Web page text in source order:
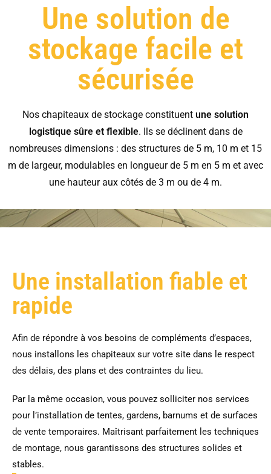
Une solution de
stockage facile et
sécurisée
Nos chapiteaux de stockage constituent une solution
logistique sûre et flexible. Ils se déclinent dans de
nombreuses dimensions : des structures de 5 m, 10 m et 15
m de largeur, modulables en longueur de 5 m en 5 m et avec
une hauteur aux côtés de 3 m ou de 4 m.
Une installation fiable et
rapide
Afin de répondre à vos besoins de compléments d’espaces,
nous installons les chapiteaux sur votre site dans le respect
des délais, des plans et des contraintes du lieu.
Par la même occasion, vous pouvez solliciter nos services
pour l’installation de tentes, gardens, barnums et de surfaces
de vente temporaires. Maîtrisant parfaitement les techniques
de montage, nous garantissons des structures solides et
stables.